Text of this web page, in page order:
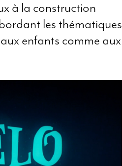
à la construction
les thématiques
enfants comme aux